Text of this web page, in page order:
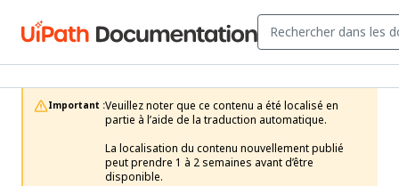
Important :Veuillez noter que ce contenu a été localisé en
partie à l’aide de la traduction automatique.
La localisation du contenu nouvellement publié
peut prendre 1 à 2 semaines avant d’être
disponible.